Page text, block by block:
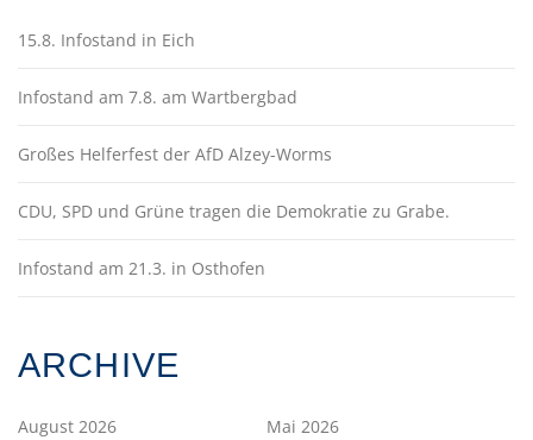
15.8. Infostand in Eich
Infostand am 7.8. am Wartbergbad
Großes Helferfest der AfD Alzey-Worms
CDU, SPD und Grüne tragen die Demokratie zu Grabe.
Infostand am 21.3. in Osthofen
ARCHIVE
August 2026
Mai 2026